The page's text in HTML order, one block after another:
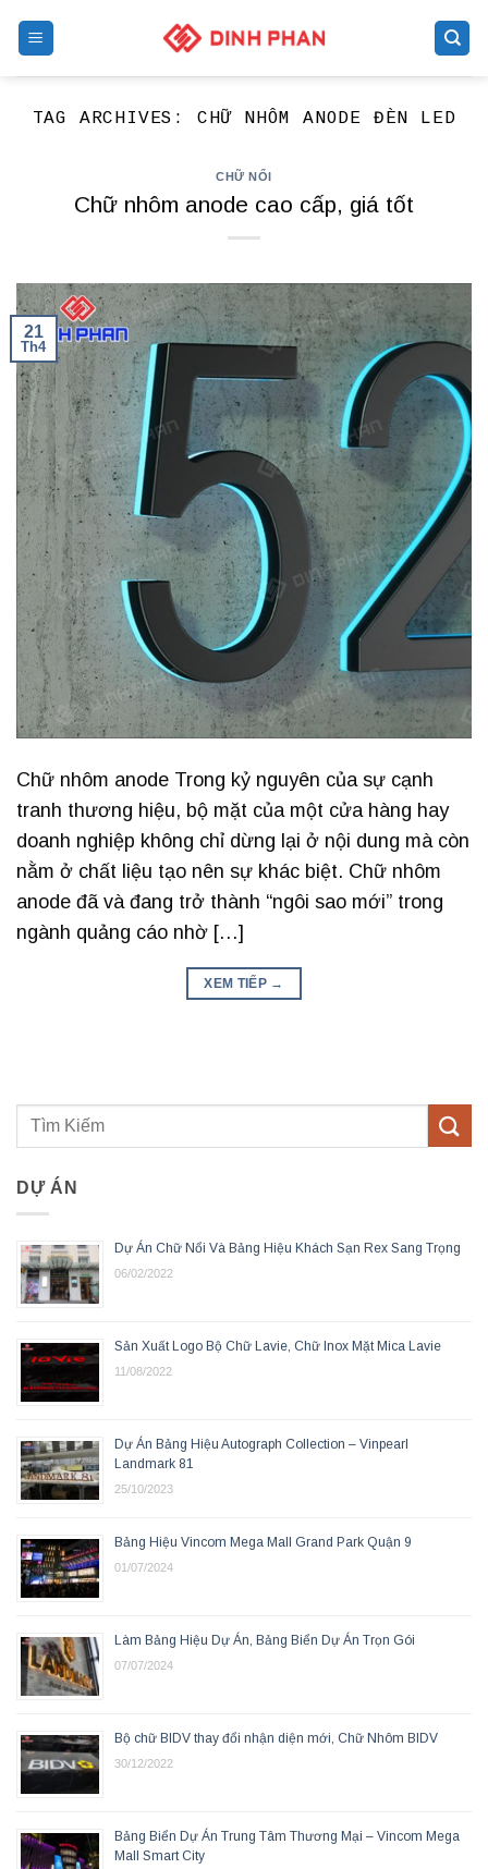
TAG ARCHIVES: CHỮ NHÔM ANODE ĐÈN LED
CHỮ NỔI
Chữ nhôm anode cao cấp, giá tốt
21
Th4
Chữ nhôm anode Trong kỷ nguyên của sự cạnh
tranh thương hiệu, bộ mặt của một cửa hàng hay
doanh nghiệp không chỉ dừng lại ở nội dung mà còn
nằm ở chất liệu tạo nên sự khác biệt. Chữ nhôm
anode đã và đang trở thành “ngôi sao mới” trong
ngành quảng cáo nhờ […]
XEM TIẾP →
DỰ ÁN
Dự Án Chữ Nổi Và Bảng Hiệu Khách Sạn Rex Sang Trọng
06/02/2022
Sản Xuất Logo Bộ Chữ Lavie, Chữ Inox Mặt Mica Lavie
11/08/2022
Dự Án Bảng Hiệu Autograph Collection – Vinpearl
Landmark 81
25/10/2023
Bảng Hiệu Vincom Mega Mall Grand Park Quận 9
01/07/2024
Làm Bảng Hiệu Dự Án, Bảng Biển Dự Án Trọn Gói
07/07/2024
Bộ chữ BIDV thay đổi nhận diện mới, Chữ Nhôm BIDV
30/12/2022
Bảng Biển Dự Án Trung Tâm Thương Mại – Vincom Mega
Mall Smart City